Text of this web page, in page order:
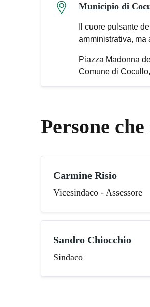
Municipio di
Il cuore pulsante
amministrativa, ma
Piazza Madonna
Comune di
Persone
Carmine Risio
Vicesindaco - Assessore
Sandro Chiocchio
Sindaco